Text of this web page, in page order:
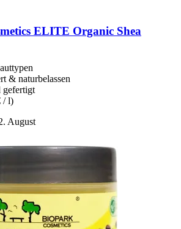
ELITE Organic Shea
& naturbelassen
gefertigt
/ l)
August